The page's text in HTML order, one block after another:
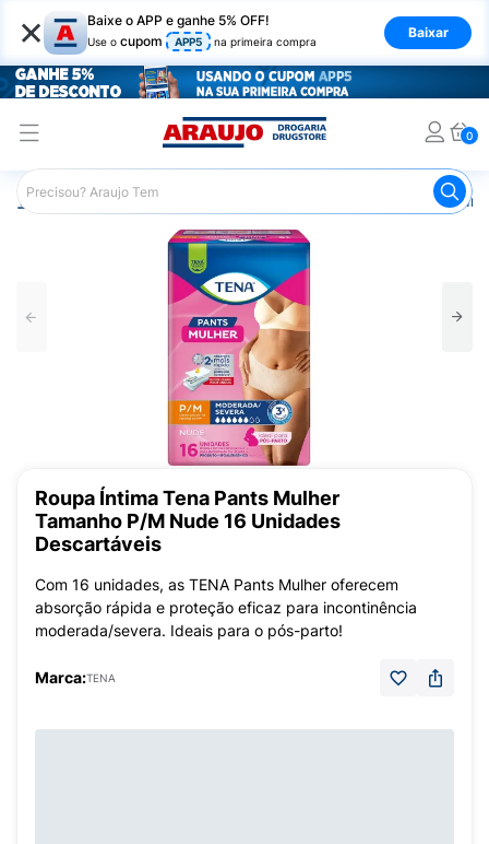
× Baixe o APP e ganhe 5% OFF!
Use o cupom APP5 na primeira compra
Baixar
0
Araujo Saúde e Bem Estar Roupa
Roupa Íntima Tena Pants Mulher
Tamanho P/M Nude 16 Unidades
Descartáveis
Com 16 unidades, as TENA Pants Mulher oferecem
absorção rápida e proteção eficaz para incontinência
moderada/severa. Ideais para o pós-parto!
Marca:TENA